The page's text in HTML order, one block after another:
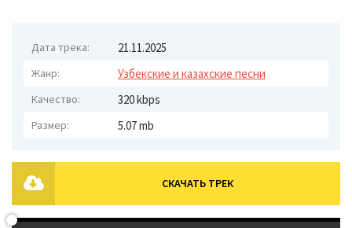
Дата трека: 21.11.2025
Жанр: Узбекские и казахские песни
Качество: 320 kbps
Размер: 5.07 mb
СКАЧАТЬ ТРЕК